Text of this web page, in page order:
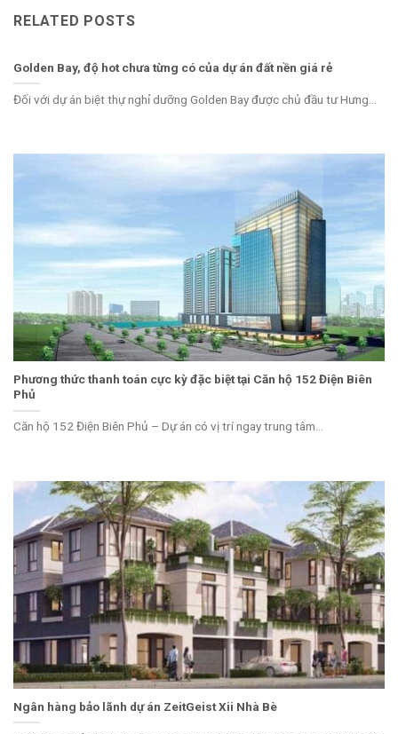
RELATED POSTS
Golden Bay, độ hot chưa từng có của dự án đất nền giá rẻ
Đối với dự án biệt thự nghỉ dưỡng Golden Bay được chủ đầu tư Hưng...
Phương thức thanh toán cực kỳ đặc biệt tại Căn hộ 152 Điện Biên
Phủ
Căn hộ 152 Điện Biên Phủ – Dự án có vị trí ngay trung tâm...
Ngân hàng bảo lãnh dự án ZeitGeist Xii Nhà Bè